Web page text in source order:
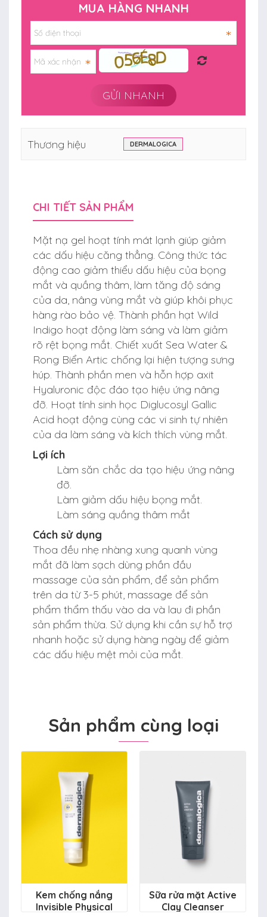
MUA HÀNG NHANH
Thương hiệu DERMALOGICA
CHI TIẾT SẢN PHẨM
Mặt nạ gel hoạt tính mát lạnh giúp giảm
các dấu hiệu căng thẳng. Công thức tác
động cao giảm thiểu dấu hiệu của bọng
mắt và quầng thâm, làm tăng độ sáng
của da, nâng vùng mắt và giúp khôi phục
hàng rào bảo vệ. Thành phần hạt Wild
Indigo hoạt động làm sáng và làm giảm
rõ rệt bọng mắt. Chiết xuất Sea Water &
Rong Biển Artic chống lại hiện tượng sưng
húp. Thành phần men và hỗn hợp axit
Hyaluronic độc đáo tạo hiệu ứng nâng
đỡ. Hoạt tính sinh học Diglucosyl Gallic
Acid hoạt động cùng các vi sinh tự nhiên
của da làm sáng và kích thích vùng mắt.
Lợi ích
Làm săn chắc da tạo hiệu ứng nâng
đỡ.
Làm giảm dấu hiệu bọng mắt.
Làm sáng quầng thâm mắt
Cách sử dụng
Thoa đều nhẹ nhàng xung quanh vùng
mắt đã làm sạch dùng phần đầu
massage của sản phẩm, để sản phẩm
trên da từ 3-5 phút, massage để sản
phẩm thẩm thấu vào da và lau đi phần
sản phẩm thừa. Sử dụng khi cần sự hỗ trợ
nhanh hoặc sử dụng hàng ngày để giảm
các dấu hiệu mệt mỏi của mắt.
Sản phẩm cùng loại
Kem chống nắng
Invisible Physical
Sữa rửa mặt Active
Clay Cleanser